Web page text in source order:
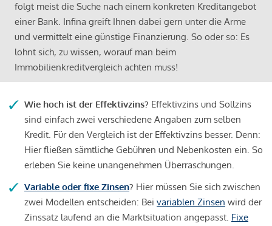
folgt meist die Suche nach einem konkreten Kreditangebot
einer Bank. Infina greift Ihnen dabei gern unter die Arme
und vermittelt eine günstige Finanzierung. So oder so: Es
lohnt sich, zu wissen, worauf man beim
Immobilienkreditvergleich achten muss!
Wie hoch ist der Effektivzins? Effektivzins und Sollzins
sind einfach zwei verschiedene Angaben zum selben
Kredit. Für den Vergleich ist der Effektivzins besser. Denn:
Hier fließen sämtliche Gebühren und Nebenkosten ein. So
erleben Sie keine unangenehmen Überraschungen.
Variable oder fixe Zinsen? Hier müssen Sie sich zwischen
zwei Modellen entscheiden: Bei variablen Zinsen wird der
Zinssatz laufend an die Marktsituation angepasst. Fixe